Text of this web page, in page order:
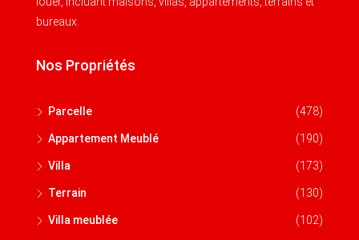
bureaux.
Nos Propriétés
Parcelle (478)
Appartement Meublé (190)
Villa (173)
Terrain (130)
Villa meublée (102)